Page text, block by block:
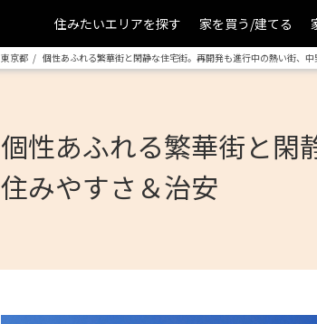
住みたいエリアを探す 家を買う/建てる
東京都 個性あふれる繁華街と閑静な住宅街。再開発も進行中の熱い街、
個性あふれる繁華街と閑
住みやすさ＆治安